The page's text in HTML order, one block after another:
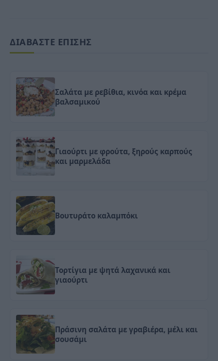
ΔΙΑΒΑΣΤΕ ΕΠΙΣΗΣ
Σαλάτα με ρεβίθια, κινόα και κρέμα
βαλσαμικού
Γιαούρτι με φρούτα, ξηρούς καρπούς
και μαρμελάδα
Βουτυράτο καλαμπόκι
Τορτίγια με ψητά λαχανικά και
γιαούρτι
Πράσινη σαλάτα με γραβιέρα, μέλι και
σουσάμι